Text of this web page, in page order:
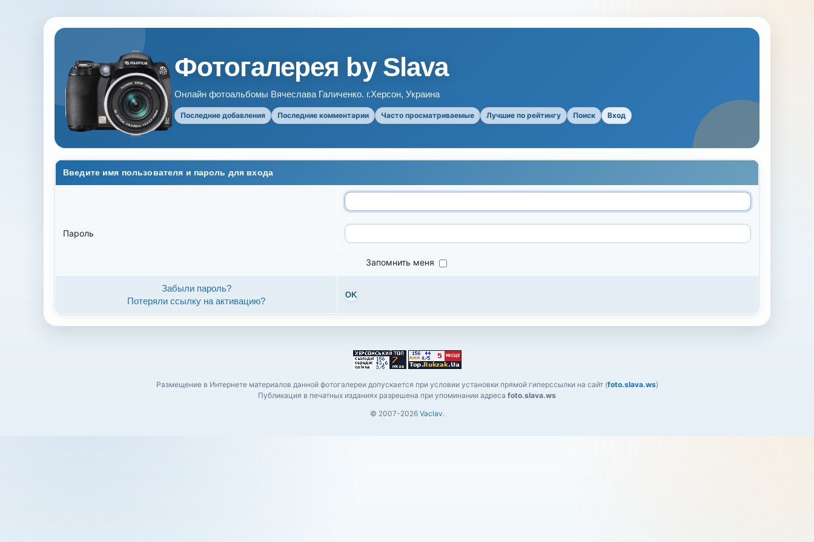
Фотогалерея by Slava
Онлайн фотоальбомы Вячеслава Галиченко. г.Херсон, Украина
Последние добавления Последние комментарии Часто просматриваемые Лучшие по рейтингу Поиск Вход
Введите имя пользователя и пароль для входа
Пароль
Запомнить меня
Забыли пароль?
Потеряли ссылку на активацию?
OK
Размещение в Интернете материалов данной фотогалереи допускается при условии установки прямой гиперссылки на сайт (foto.slava.ws)
Публикация в печатных изданиях разрешена при упоминании адреса foto.slava.ws
© 2007-2026 Vaclav.